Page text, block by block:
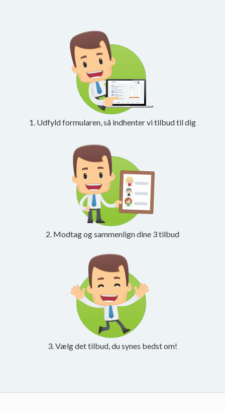
1. Udfyld formularen, så indhenter vi tilbud til dig
2. Modtag og sammenlign dine 3 tilbud
3. Vælg det tilbud, du synes bedst om!